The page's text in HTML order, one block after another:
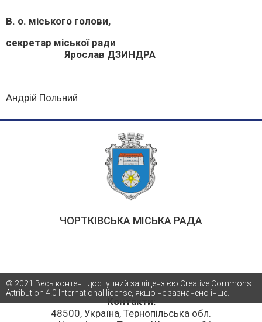
В. о. міського голови,
секретар міської ради
Ярослав ДЗИНДРА
Андрій Польний
ЧОРТКІВСЬКА МІСЬКА РАДА
Контакти:
48500, Україна, Тернопільська обл.
© 2021 Весь контент доступний за ліцензією Creative Commons
Attribution 4.0 International license, якщо не зазначено інше.